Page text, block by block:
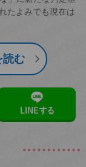
たよみでも現在は
読む
LINEする